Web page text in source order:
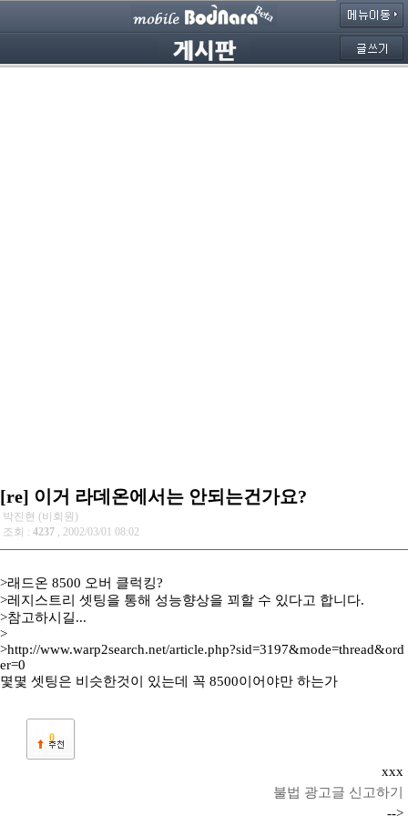
[re] 이거 라데온에서는 안되는건가요?
박진현 (비회원)
조회 : 4237 , 2002/03/01 08:02
>래드온 8500 오버 클럭킹?
>레지스트리 셋팅을 통해 성능향상을 꾀할 수 있다고 합니다.
>참고하시길...
>
>http://www.warp2search.net/article.php?sid=3197&mode=thread&ord
er=0
몇몇 셋팅은 비슷한것이 있는데 꼭 8500이어야만 하는가
0
xxx
불법 광고글 신고하기